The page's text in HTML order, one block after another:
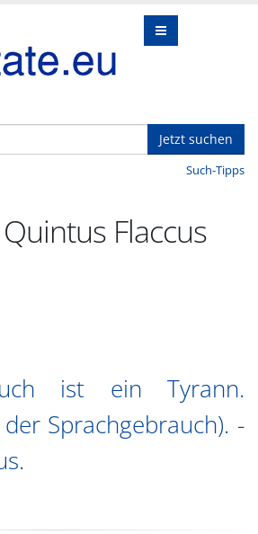
Jetzt suchen
Such-Tipps
Flaccus
ist ein Tyrann.
Sprachgebrauch). -